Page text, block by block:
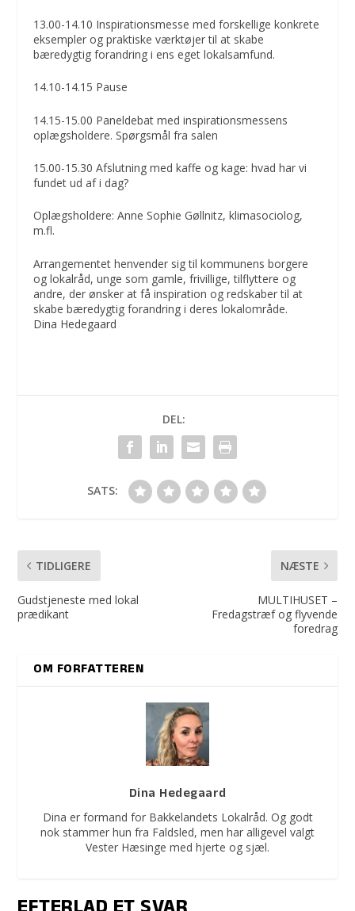
13.00-14.10 Inspirationsmesse med forskellige konkrete
eksempler og praktiske værktøjer til at skabe
bæredygtig forandring i ens eget lokalsamfund.
14.10-14.15 Pause
14.15-15.00 Paneldebat med inspirationsmessens
oplægsholdere. Spørgsmål fra salen
15.00-15.30 Afslutning med kaffe og kage: hvad har vi
fundet ud af i dag?
Oplægsholdere: Anne Sophie Gøllnitz, klimasociolog,
m.fl.
Arrangementet henvender sig til kommunens borgere
og lokalråd, unge som gamle, frivillige, tilflyttere og
andre, der ønsker at få inspiration og redskaber til at
skabe bæredygtig forandring i deres lokalområde.
Dina Hedegaard
DEL:
SATS:
TIDLIGERE
Gudstjeneste med lokal
prædikant
NÆSTE
MULTIHUSET –
Fredagstræf og flyvende
foredrag
OM FORFATTEREN
Dina Hedegaard
Dina er formand for Bakkelandets Lokalråd. Og godt
nok stammer hun fra Faldsled, men har alligevel valgt
Vester Hæsinge med hjerte og sjæl.